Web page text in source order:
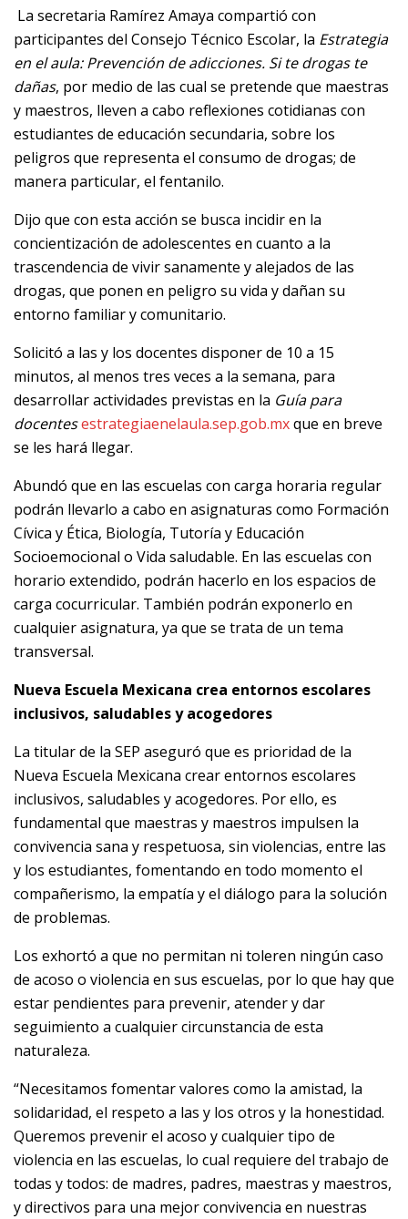
La secretaria Ramírez Amaya compartió con
participantes del Consejo Técnico Escolar, la Estrategia
en el aula: Prevención de adicciones. Si te drogas te
dañas, por medio de las cual se pretende que maestras
y maestros, lleven a cabo reflexiones cotidianas con
estudiantes de educación secundaria, sobre los
peligros que representa el consumo de drogas; de
manera particular, el fentanilo.
Dijo que con esta acción se busca incidir en la
concientización de adolescentes en cuanto a la
trascendencia de vivir sanamente y alejados de las
drogas, que ponen en peligro su vida y dañan su
entorno familiar y comunitario.
Solicitó a las y los docentes disponer de 10 a 15
minutos, al menos tres veces a la semana, para
desarrollar actividades previstas en la Guía para
docentesestrategiaenelaula.sep.gob.mxque en breve
se les hará llegar.
Abundó que en las escuelas con carga horaria regular
podrán llevarlo a cabo en asignaturas como Formación
Cívica y Ética, Biología, Tutoría y Educación
Socioemocional o Vida saludable. En las escuelas con
horario extendido, podrán hacerlo en los espacios de
carga cocurricular. También podrán exponerlo en
cualquier asignatura, ya que se trata de un tema
transversal.
Nueva Escuela Mexicana crea entornos escolares
inclusivos, saludables y acogedores
La titular de la SEP aseguró que es prioridad de la
Nueva Escuela Mexicana crear entornos escolares
inclusivos, saludables y acogedores. Por ello, es
fundamental que maestras y maestros impulsen la
convivencia sana y respetuosa, sin violencias, entre las
y los estudiantes, fomentando en todo momento el
compañerismo, la empatía y el diálogo para la solución
de problemas.
Los exhortó a que no permitan ni toleren ningún caso
de acoso o violencia en sus escuelas, por lo que hay que
estar pendientes para prevenir, atender y dar
seguimiento a cualquier circunstancia de esta
naturaleza.
“Necesitamos fomentar valores como la amistad, la
solidaridad, el respeto a las y los otros y la honestidad.
Queremos prevenir el acoso y cualquier tipo de
violencia en las escuelas, lo cual requiere del trabajo de
todas y todos: de madres, padres, maestras y maestros,
y directivos para una mejor convivencia en nuestras